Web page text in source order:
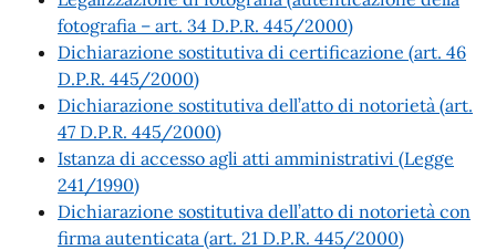
fotografia – art. 34 D.P.R. 445/2000)
Dichiarazione sostitutiva di certificazione (art. 46
D.P.R. 445/2000)
Dichiarazione sostitutiva dell’atto di notorietà (art.
47 D.P.R. 445/2000)
Istanza di accesso agli atti amministrativi (Legge
241/1990)
Dichiarazione sostitutiva dell’atto di notorietà con
firma autenticata (art. 21 D.P.R. 445/2000)